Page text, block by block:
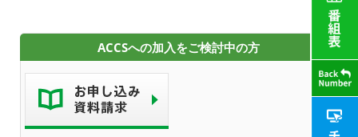
ACCSへの加入をご検討中の方
申込・資料請求
お問合せ